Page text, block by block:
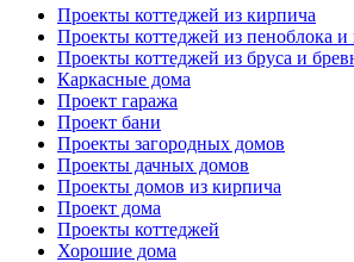
Проекты коттеджей из кирпича
Проекты коттеджей из пеноблока и
Проекты коттеджей из бруса и
Каркасные дома
Проект гаража
Проект бани
Проекты загородных домов
Проекты дачных домов
Проекты домов из кирпича
Проект дома
Проекты коттеджей
Хорошие дома